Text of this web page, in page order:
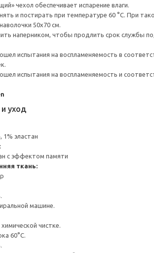
чехол обеспечивает испарение влаги.
и постирать при температуре 60 °C. При
50x70 см.
наперником, чтобы продлить срок службы
испытания на воспламеняемость в
испытания на воспламеняемость и
уход
1% эластан
с эффектом памяти
ткань:
машине.
чистке.
60°С.